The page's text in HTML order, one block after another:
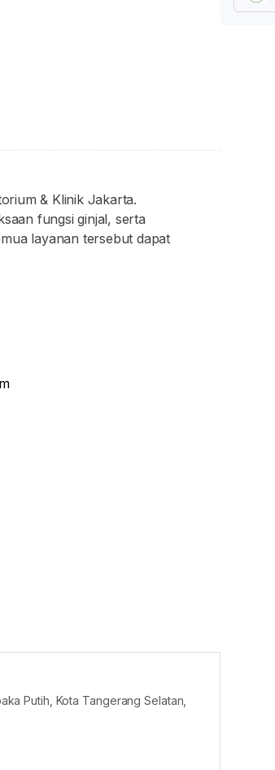
& Klinik Jakarta.
fungsi ginjal, serta
layanan tersebut dapat
Putih, Kota Tangerang Selatan,